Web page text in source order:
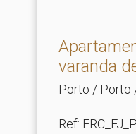
varanda
s.​..
Porto / Porto
Ref: